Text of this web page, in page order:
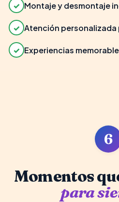
✓ Montaje y desmontaje
✓ Atención personalizada
✓ Experiencias
6
Momentos
para